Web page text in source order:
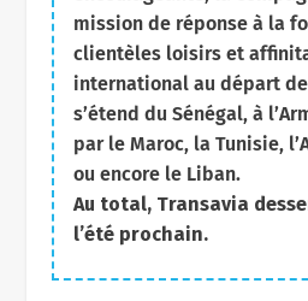
mission de réponse à la
clientèles loisirs et
international au départ
s’étend du Sénégal, à
par le Maroc, la Tunisie,
ou encore le Liban.
Au total, Transavia
l’été prochain.